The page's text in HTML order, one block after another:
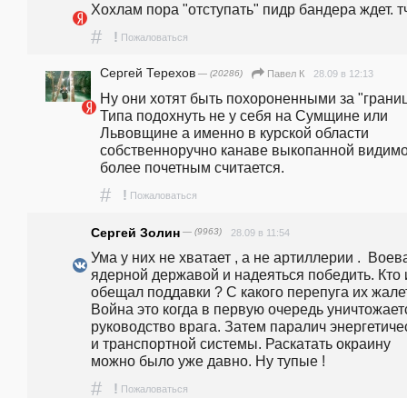
Хохлам пора "отступать" пидр бандера ждет.
# ! Пожаловаться
Сергей Терехов — (20286) Павел К 28.09 в 12:13
Ну они хотят быть похороненными за
Типа подохнуть не у себя на Сумщине или
Львовщине а именно в курской области
собственноручно канаве выкопанной
более почетным считается.
# ! Пожаловаться
Сергей Золин — (9963) 28.09 в 11:54
Ума у них не хватает , а не артиллерии .
ядерной державой и надеяться победить. Кто
обещал поддавки ? С какого перепуга их
Война это когда в первую очередь
руководство врага. Затем паралич
и транспортной системы. Раскатать окраину
можно было уже давно. Ну тупые !
# ! Пожаловаться